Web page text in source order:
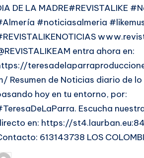
DE LA MADRE#REVISTALIKE
#noticiasalmeria
entra ahora en:
Resumen de Noticias diario de
hoy en tu entorno, por:
Escucha
en: https://
613143738 LOS